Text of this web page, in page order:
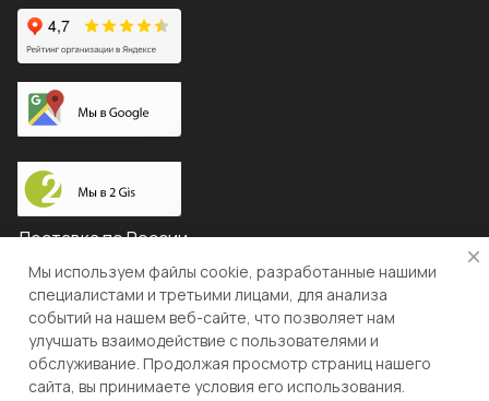
Доставка по России
© 2026 "ЛЕВША"
Конфиденциальность Оферта
Мы используем файлы cookie, разработанные нашими
специалистами и третьими лицами, для анализа
событий на нашем веб-сайте, что позволяет нам
улучшать взаимодействие с пользователями и
обслуживание. Продолжая просмотр страниц нашего
сайта, вы принимаете условия его использования.